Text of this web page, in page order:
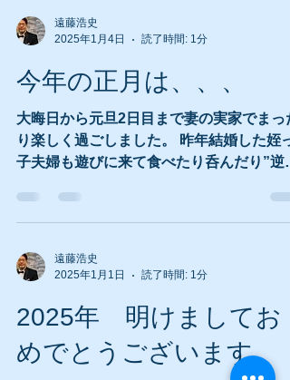
遠藤浩史
2025年1月4日
読了時間: 1分
今年の正月は、、、
大晦日から元旦2日目まで妻の実家でまっ
り楽しく過ごしました。 昨年結婚した姪っ
子夫婦も遊びに来て食べたり呑んだり”逆
白かった！）などで盛り上がりました。 3
は自宅に戻り、お雑煮を食べながら昨年の
響第九、ジルベスターカウントダウ...
遠藤浩史
2025年1月1日
読了時間: 1分
2025年 明けましてお
めでとうございます